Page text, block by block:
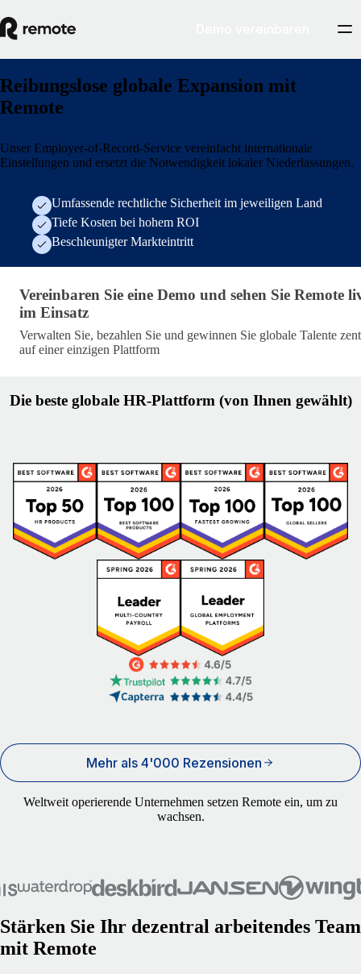
Reibungslose globale Expansion mit
Remote
Unser Employer-of-Record-Service vereinfacht internationale
Einstellungen und ersetzt die Notwendigkeit lokaler Niederlassungen.
Umfassende rechtliche Sicherheit im jeweiligen Land
Tiefe Kosten bei hohem ROI
Beschleunigter Markteintritt
Generisches Demo-Formular
Vereinbaren Sie eine Demo und sehen Sie Remote
im Einsatz
Verwalten Sie, bezahlen Sie und gewinnen Sie globale Talente
auf einer einzigen Plattform
Die beste globale HR-Plattform (von Ihnen gewählt)
Mehr als 4'000 Rezensionen
Weltweit operierende Unternehmen setzen Remote ein, um zu
wachsen.
Stärken Sie Ihr dezentral arbeitendes Team
mit Remote